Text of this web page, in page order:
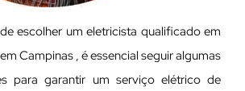
escolher um eletricista qualificado em
Campinas , é essencial seguir algumas
para garantir um serviço elétrico de